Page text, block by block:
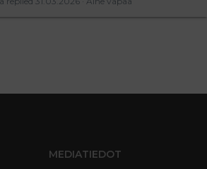
MEDIATIEDOT